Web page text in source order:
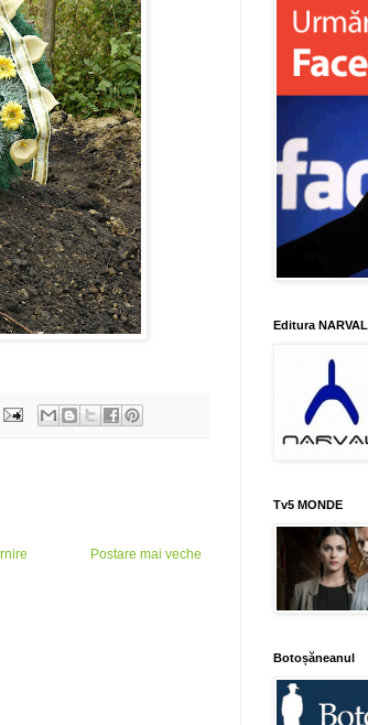
Postare mai veche
Editura NARVAL
Tv5 MONDE
Botoșăneanul